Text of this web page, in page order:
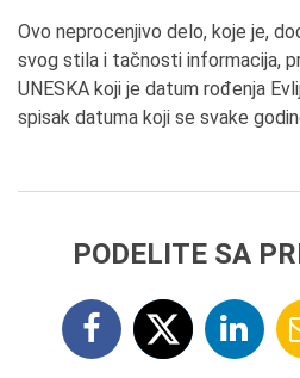
Ovo neprocenjivo delo, koje je,
svog stila i tačnosti informacija,
UNESKA koji je datum rođenja
spisak datuma koji se svake
PODELITE SA